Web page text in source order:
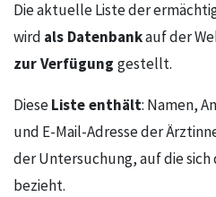
Die aktuelle Liste der
wird als Datenbankauf der
zur Verfügung gestellt.
Diese Liste enthält: Namen,
und E-Mail-Adresse der
der Untersuchung, auf die sich
bezieht.